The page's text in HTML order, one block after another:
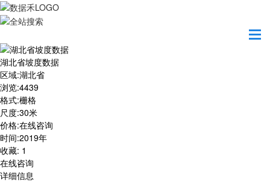
湖北省坡度数据
区域:湖北省
浏览:4439
格式:栅格
尺度:30米
价格:在线咨询
时间:2019年
收藏: 1
在线咨询
详细信息